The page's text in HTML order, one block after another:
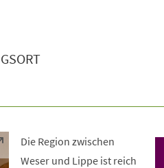
Die Region zwischen
Weser und Lippe ist reich